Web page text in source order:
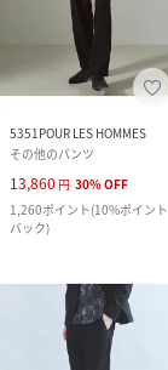
5351POUR LES HOMMES
その他のパンツ
13,860 円 30%OFF
1,260ポイント(10%ポイント
バック)